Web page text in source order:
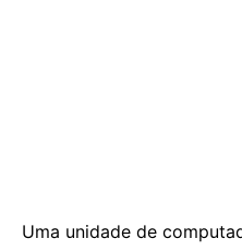
Uma unidade de